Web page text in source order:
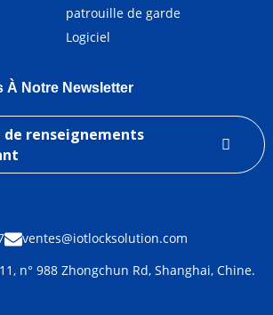
patrouille de garde
Logiciel
À Notre Newsletter
de renseignements
ventes@iotlocksolution.com
n° 988 Zhongchun Rd, Shanghai, Chine.